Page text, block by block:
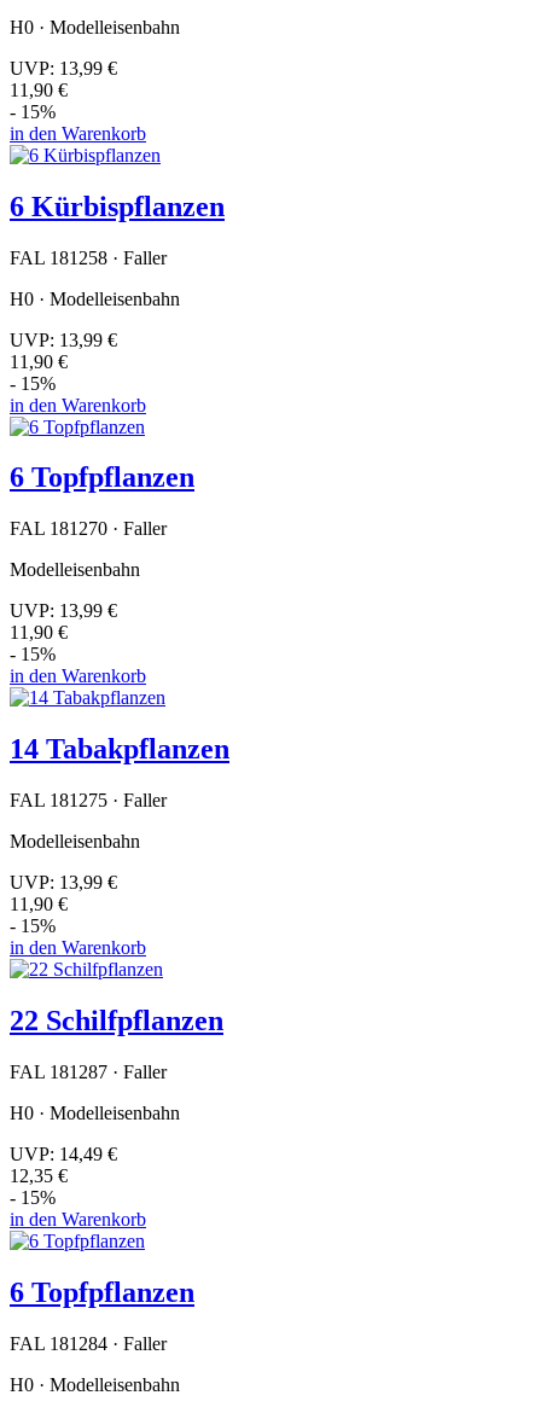
H0 · Modelleisenbahn
UVP: 13,99 €
11,90 €
- 15%
in den Warenkorb
6 Kürbispflanzen
FAL 181258 · Faller
H0 · Modelleisenbahn
UVP: 13,99 €
11,90 €
- 15%
in den Warenkorb
6 Topfpflanzen
FAL 181270 · Faller
Modelleisenbahn
UVP: 13,99 €
11,90 €
- 15%
in den Warenkorb
14 Tabakpflanzen
FAL 181275 · Faller
Modelleisenbahn
UVP: 13,99 €
11,90 €
- 15%
in den Warenkorb
22 Schilfpflanzen
FAL 181287 · Faller
H0 · Modelleisenbahn
UVP: 14,49 €
12,35 €
- 15%
in den Warenkorb
6 Topfpflanzen
FAL 181284 · Faller
H0 · Modelleisenbahn